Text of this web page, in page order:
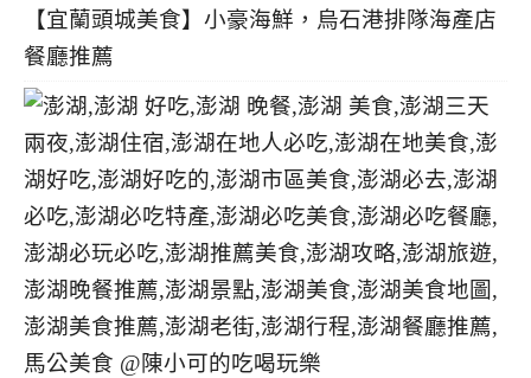
【宜蘭頭城美食】小豪海鮮，烏石港排隊海產店
餐廳推薦